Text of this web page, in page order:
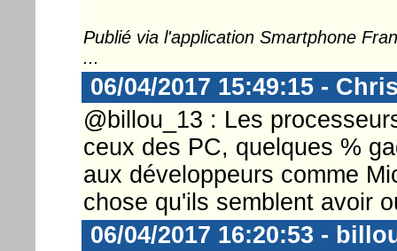
Publié via l'application Smartphone
...
06/04/2017 15:49:15 -
@billou_13 : Les
ceux des PC, quelques %
aux développeurs comme
chose qu'ils semblent avoir
06/04/2017 16:20:53 -